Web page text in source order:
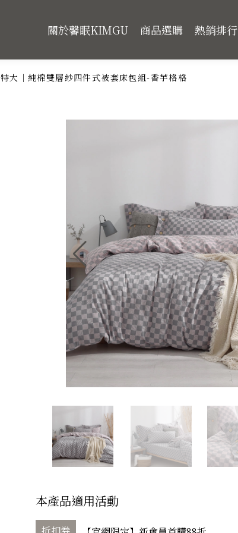
關於馨眠KIMGU 商品選購 熱銷排行
特大｜純棉雙層紗四件式被套床包組-香芋格格
本產品適用活動